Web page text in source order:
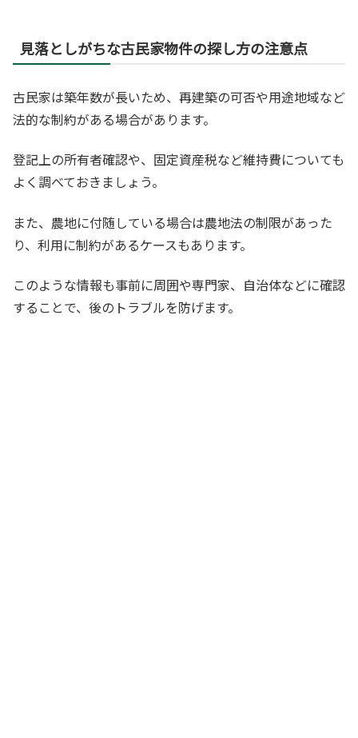
見落としがちな古民家物件の探し方の注意点
古民家は築年数が長いため、再建築の可否や用途地域など
法的な制約がある場合があります。
登記上の所有者確認や、固定資産税など維持費についても
よく調べておきましょう。
また、農地に付随している場合は農地法の制限があった
り、利用に制約があるケースもあります。
このような情報も事前に周囲や専門家、自治体などに確認
することで、後のトラブルを防げます。